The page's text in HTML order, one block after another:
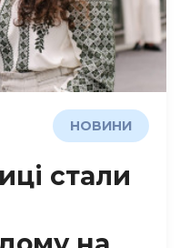
НОВИНИ
стали